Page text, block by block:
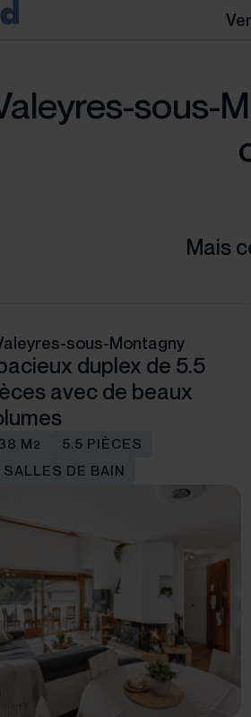
sous-
Mais
sous-Montagny
duplex de 5.5
avec de beaux
M2
5.5 PIÈCES
SALLES DE BAIN